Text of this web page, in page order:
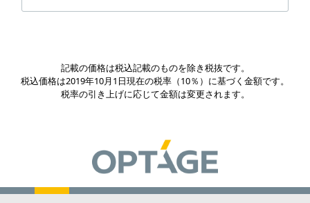
記載の価格は税込記載のものを除き税抜です。
税込価格は2019年10月1日現在の税率（10％）に基づく金額です。
税率の引き上げに応じて金額は変更されます。